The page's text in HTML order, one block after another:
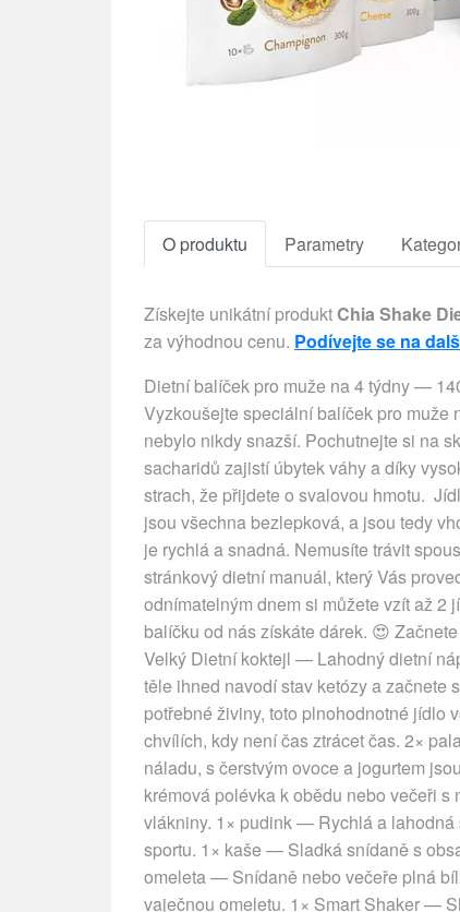
O produktu Parametry
Získejte unikátní produktChia Shake
za výhodnou cenu. Podívejte se na
Dietní balíček pro muže na 4 týdny — 140 jídel = 34 Kč/jídlo Chcete zhubnout snadno a rychle? Vyzkoušejte speciální balíček pro muže navržený tak, aby Vám usnadnil hubnutí. Začít s keto dietou nebylo nikdy snazší. Pochutnejte si na skvělých jídlech a shoďte přebytečná kila. Nízký obsah sacharidů zajistí úbytek váhy a díky vysokému obsahu proteinů v našich produktech nemusíte mít strach, že přijdete o svalovou hmotu. Jídla jsou navržena tak, aby se nedostavil pocit hladu. Navíc jsou všechna bezlepková, a jsou tedy vhodná při alergii na lepek nebo celiakii. Příprava všech jídel je rychlá a snadná. Nemusíte trávit spoustu času v „kuchyni“. Navíc k balíčků zdarma získáte 16 stránkový dietní manuál, který Vás provede jednotlivými kroky diety. Díky praktickému shakeru s odnímatelným dnem si můžete vzít až 2 jídla kamkoliv s sebou. A jako malé překvapení ke každému balíčku od nás získáte dárek. 😍 Začnete hubnout s Chia Shake ještě dnes. V balíčku najdete: 1× Velký Dietní koktejl — Lahodný dietní nápoj s Chia semínky obohacený o MCT olej, který ve Vašem těle ihned navodí stav ketózy a začnete spalovat tuky. 1× Velký Meal Shake — Dodejte svému tělu potřebné živiny, toto plnohodnotné jídlo ve formě koktejlu zasytí a doplní energii při dietě. Ideální ve chvílích, kdy není čas ztrácet čas. 2× palačinky — Sladké proteinové palačinky k snídani zlepší náladu, s čerstvým ovoce a jogurtem jsou zkrátka neodolatelné. 2× polévka — Chutná, teplá a krémová polévka k obědu nebo večeři s nízkým obsahem sacharidů, tuků a vysokým obsahem vlákniny. 1× pudink — Rychlá a lahodná svačinka. Je lehce stravitelný —⁠ vhodný před sportem i po sportu. 1× kaše — Sladká snídaně s obsahem chia semínek posílí Vaši imunitu a skvěle chutná. 1× omeleta — Snídaně nebo večeře plná bílkovin? Záleží jen na Vás, kdy si vychutnáte svojí oblíbenou vaječnou omeletu. 1× Smart Shaker — Shaker s odnímatelným dnem. Můžete si s sebou vzít až 2 jídla. 1× Dietní manuál — Kompletní průvodce dietou, který Vám ulehčí život. V manuálu najdete i dietní recepty. Dárek — Nechte se překvapit... Velký dietní koktejl Nutriční hodnoty 100 g (30 g): energie 1816 kJ (545 kJ), kalorie 434 kcal (130 kcal), bílkoviny 45 g (14 g), sacharidy 11 g (3 g), — cukry 8 g (2 g), tuky 22 g (7 g), — nasycené 14 g (4 g), vláknina 7 g (2 g), sůl 1,3 g (0,4 g). Vitamíny 100 g (% RHP): A 800 μg (100 %), B1 1,1 mg (100 %), B2 1,4 mg (100 %), B3 16 mg (100 %), B5 6 mg (100 %), B6 1,4 mg (100 %), B12 2,5 μg (100 %), C 80 mg (100 %), D 5 μg (100 %), E 12 mg (100 %), K 75 μg (100 %). Minerály 100 g (% RHP): vápník 194 mg (24 %), draslík 420 mg (21 %), fosfor 100 mg (14 %), biotin 50 μg (100 %), železo 14 mg (100 %), mangan 2 mg (100 %), chróm 40 μg (100 %), měď 1 mg (100 %), jód 150 μg (100 %), kyselina listová 200 μg (100 %), hořčík 375 mg (100 %), zinek 10 mg (100 %), selen 55 μg (100 %). Složení: syrovátková bílkovina, sušené mléko, mletá chia semínka 10 %, MCT (triglyceridy se střední délkou řetězce z kokosu, estery kyseliny citronové s glyceridy mastných kyselin), zahušťovadla: guarová guma, xanthanová guma; vitamíny: A, D, E, K, C, B1, B2, B3, B5, B6, B9, B12, H (retinyl acetát, cholekalciferol, D-alfa-tokoferyl acetát, fylochinon, kyselina L-askorbová, thiamin HCL, riboflavin, nikotinamid, D-pantothenát vápenatý, pyridoxin hydrochlorid, kyselina listová, hydroxokobalamin, D-biotin); minerály: Mg, K, Fe, Mn, Se, Zn, Cr, Cu, I (citrát hořečnatý, chlorid draselný, fumarát železnatý, glukonan manganatý, seleničitan sodný, citrát zinečnatý, chlorid chromitý, glukonan měďnatý, jodičnan draselný); barvivo: karamel, přírodní aroma, protispékavá látka: fosforečnan vápenatý, himalájská sůl, sladidla: sukralóza, steviol-glykosidy. Alergeny: mléko. Potravina pro redukční diety. Náhrada 1 či více hlavních jídel pro redukci hmotnosti. Dodržujte postup přípravy. Nepřekračujte denní dávku 150 g sypké směsi. Po smíchání urychleně spotřebujte. Balení po otevření spotřebujte co nejrychleji. Balení pečlivě uzavírejte. Dodržujte dostatečný pitný režim. Skladujte v suchu, chladu a mimo dosah dětí. Pouze pro osoby starší osmnácti let. Potravina splňuje očekávaný účel pouze jako